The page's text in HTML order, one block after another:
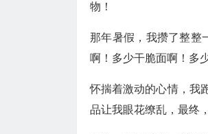
物！
那年暑假，我攒了整整
啊！多少干脆面啊！多
怀揣着激动的心情，我
品让我眼花缭乱，最终